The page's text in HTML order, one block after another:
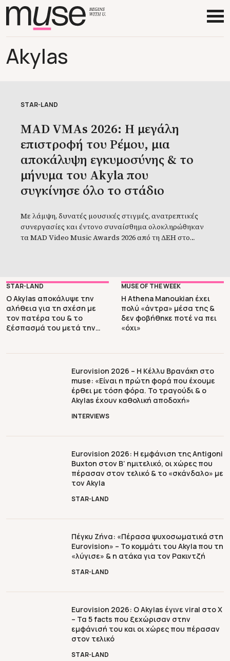
Akylas
STAR-LAND
MAD VMAs 2026: H μεγάλη
επιστροφή του Ρέμου, μια
αποκάλυψη εγκυμοσύνης & το
μήνυμα του Akyla που
συγκίνησε όλο το στάδιο
Με λάμψη, δυνατές μουσικές στιγμές, ανατρεπτικές
συνεργασίες και έντονο συναίσθημα ολοκληρώθηκαν
τα MAD Video Music Awards 2026 από τη ΔΕΗ στο
χαρίζοντας στιγμές που θα συζητιούνται για καιρό.
Από τη συγκινητική […]
STAR-LAND
Ο Akylas αποκάλυψε την
αλήθεια για τη σχέση με
τον πατέρα του & το
ξέσπασμά του μετά την
MUSE OF THE WEEK
Η Athena Manoukian έχει
πολύ «άντρα» μέσα της &
δεν φοβήθηκε ποτέ να πει
«όχι»
INTERVIEWS
Eurovision 2026 – Η Κέλλυ Βρανάκη στο
muse: «Είναι η πρώτη φορά που έχουμε
έρθει με τόση φόρα. Το τραγούδι & ο
Akylas έχoυν καθολική αποδοχή»
STAR-LAND
Eurovision 2026: Η εμφάνιση της Antigoni
Buxton στον Β’ ημιτελικό, οι χώρες που
πέρασαν στον τελικό & το «σκάνδαλο» με
τον Akyla
STAR-LAND
Πέγκυ Ζήνα: «Πέρασα ψυχοσωματικά στη
Eurovision» – Το κομμάτι του Akyla που τη
«λύγισε» & η ατάκα για τον Ρακιντζή
STAR-LAND
Eurovision 2026: Ο Akylas έγινε viral στο X
– Τα 5 facts που ξεχώρισαν στην
εμφάνισή του και οι χώρες που πέρασαν
στον τελικό